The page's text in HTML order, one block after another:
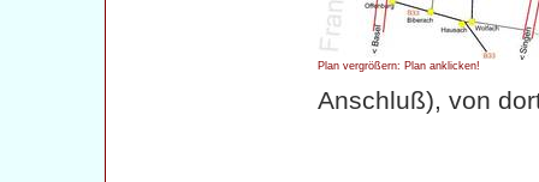
Plan vergrößern: Plan anklicken!
Anschluß), von